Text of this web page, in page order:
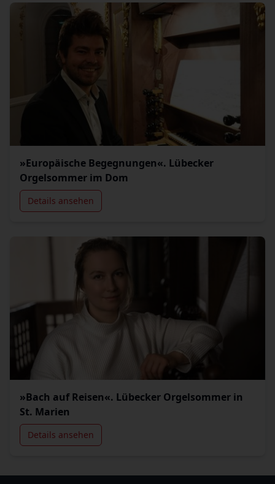
»Europäische Begegnungen«. Lübecker
Orgelsommer im Dom
Details ansehen
»Bach auf Reisen«. Lübecker Orgelsommer in
St. Marien
Details ansehen